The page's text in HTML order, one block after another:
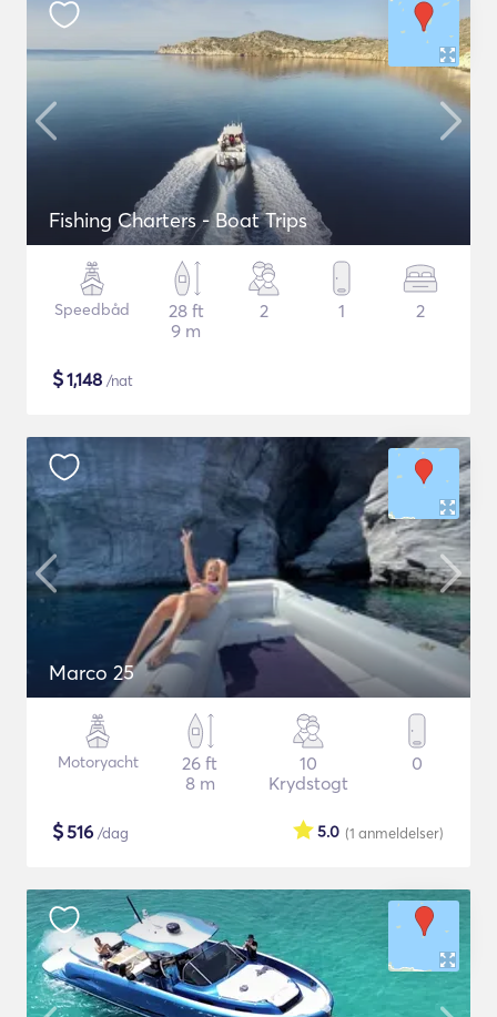
Fishing Charters - Boat Trips
Speedbåd
28 ft
9 m
2 1 2
$1,148 /nat
Marco 25
Motoryacht
26 ft
8 m
10
Krydstogt
0
$516 /dag (1 anmeldelser)
5.0